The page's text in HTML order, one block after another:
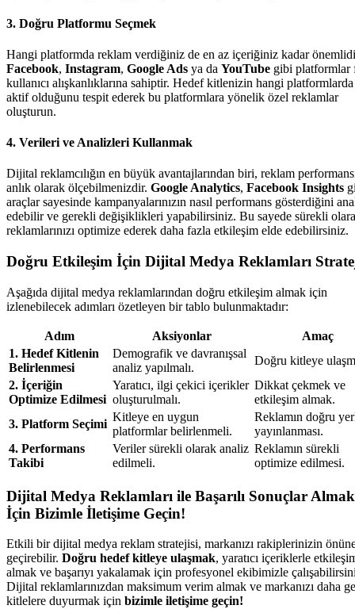
3. Doğru Platformu Seçmek
Hangi platformda reklam verdiğiniz de en az içeriğiniz kadar
Facebook, Instagram, Google Ads ya da YouTube gibi platformlar
kullanıcı alışkanlıklarına sahiptir. Hedef kitlenizin hangi
aktif olduğunu tespit ederek bu platformlara yönelik özel reklamlar
oluşturun.
4. Verileri ve Analizleri Kullanmak
Dijital reklamcılığın en büyük avantajlarından biri, reklam
anlık olarak ölçebilmenizdir. Google Analytics, Facebook Insights
araçlar sayesinde kampanyalarınızın nasıl performans gösterdiğini
edebilir ve gerekli değişiklikleri yapabilirsiniz. Bu sayede sürekli
reklamlarınızı optimize ederek daha fazla etkileşim elde edebilirsiniz.
Doğru Etkileşim İçin Dijital Medya Reklamları
Aşağıda dijital medya reklamlarından doğru etkileşim almak için
izlenebilecek adımları özetleyen bir tablo bulunmaktadır:
Adım Aksiyonlar
Amaç
1. Hedef Kitlenin
Belirlenmesi
Demografik ve davranışsal
analiz yapılmalı.
Doğru kitleye
2. İçeriğin
Optimize Edilmesi
Yaratıcı, ilgi çekici içerikler
oluşturulmalı.
Dikkat çekmek ve
etkileşim almak.
3. Platform Seçimi
Kitleye en uygun
platformlar belirlenmeli.
Reklamın doğru
yayınlanması.
4. Performans
Takibi
Veriler sürekli olarak analiz
edilmeli.
Reklamın sürekli
optimize edilmesi.
Dijital Medya Reklamları ile Başarılı Sonuçlar Almak
İçin Bizimle İletişime Geçin!
Etkili bir dijital medya reklam stratejisi, markanızı rakiplerinizin
geçirebilir. Doğru hedef kitleye ulaşmak, yaratıcı içeriklerle
almak ve başarıyı yakalamak için profesyonel ekibimizle
Dijital reklamlarınızdan maksimum verim almak ve markanızı daha
kitlelere duyurmak için bizimle iletişime geçin!